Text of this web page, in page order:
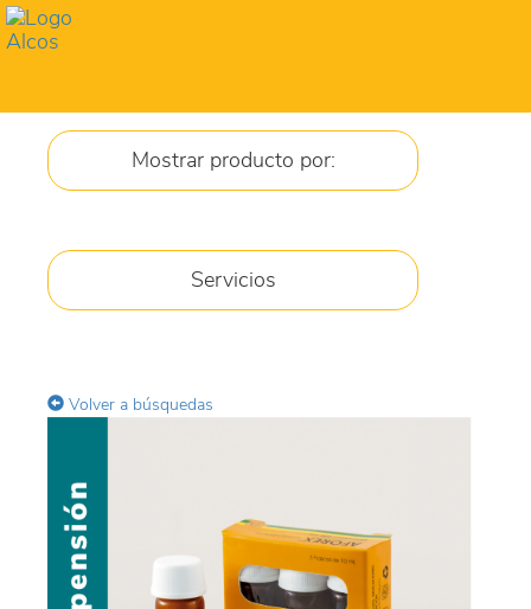
Mostrar producto por:
JARABES
CREMA
COMPRIMIDOS
ÓVULOS
Servicios
Volver a búsquedas